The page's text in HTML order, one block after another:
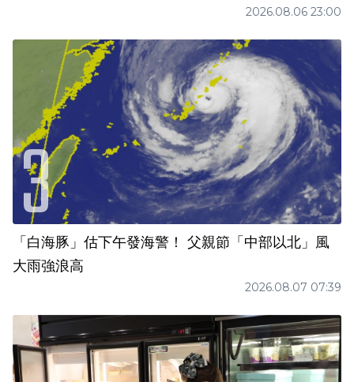
2026.08.06 23:00
「白海豚」估下午發海警！ 父親節「中部以北」風
大雨強浪高
2026.08.07 07:39